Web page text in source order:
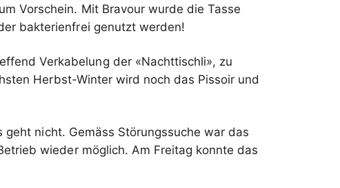
Vorschein. Mit Bravour wurde die Tasse
bakterienfrei genutzt werden!
Verkabelung der «Nachttischli», zu
Herbst-Winter wird noch das Pissoir und
nicht. Gemäss Störungssuche war das
wieder möglich. Am Freitag konnte das